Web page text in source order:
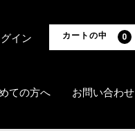
ての方へ お問い合わせ
カートの中 0
イン